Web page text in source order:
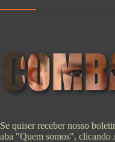
Se quiser receber nosso
aba "Quem somos", clicando